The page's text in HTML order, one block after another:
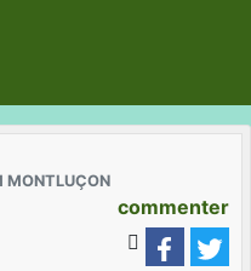
MONTLUÇON
commenter